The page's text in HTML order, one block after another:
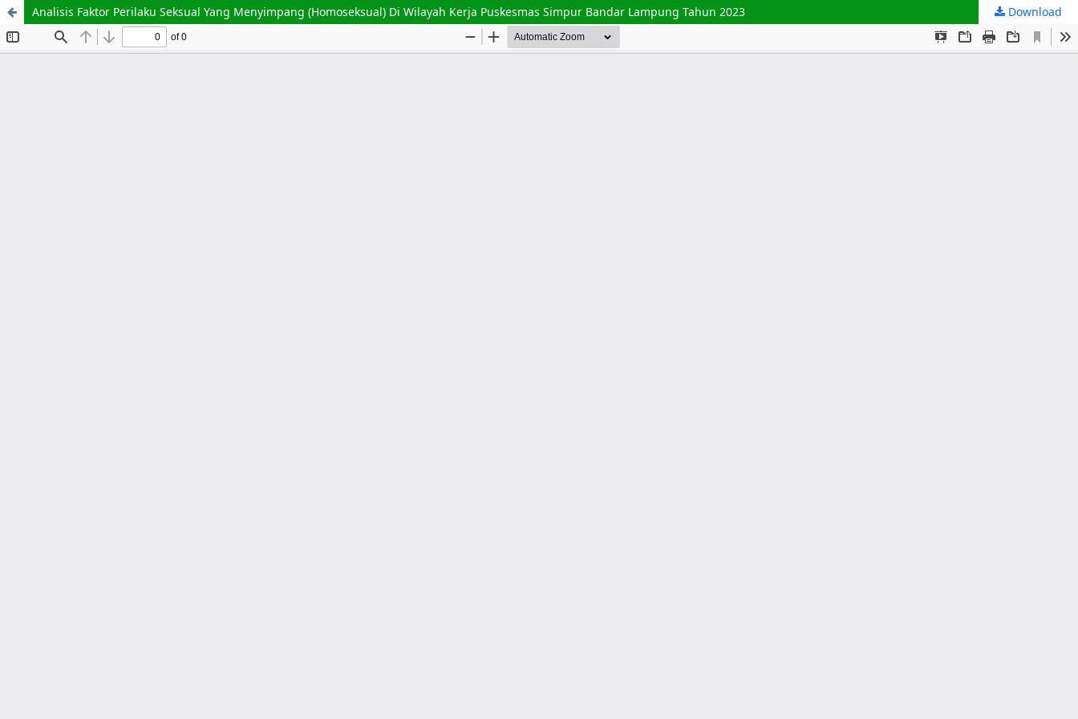
Analisis Faktor Perilaku Seksual Yang Menyimpang (Homoseksual) Di Wilayah Kerja Puskesmas Simpur Bandar Lampung Tahun 2023 Download